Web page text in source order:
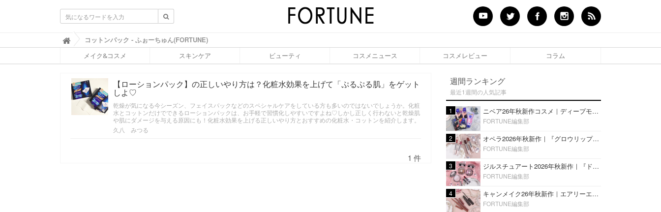
ふ
ぉ
ち
ん
(
F
コットンパック - ふぉーちゅん(FORTUNE)
メイク&コスメ スキンケア ビューティ コスメニュース コスメレビュー コラム
【ローションパック】の正しいやり方は？化粧水効果を上げて「ぷるぷる肌」をゲット
しよ♡
乾燥が気になる今シーズン、フェイスパックなどのスペシャルケアをしている方も多いのではないでしょうか。化粧
水とコットンだけでできるローションパックは、お手軽で習慣化しやすいですよね♡しかし正しく行わないと乾燥肌
や肌にダメージを与える原因にも！化粧水効果を上げる正しいやり方とおすすめの化粧水・コットンを紹介します。
久八 みつる
1 件
週間ランキング
最近1週間の人気記事
1 ニベア26年秋新作コスメ｜ディープモイスチャーリップの美容液タイプや2in1ボディクリームスクラブも
FORTUNE編集部
2 オペラ2026年秋新作｜『グロウリップティント』の新色・限定色はローズジャムカラー♡全4色をレビュー
FORTUNE編集部
3 ジルスチュアート2026年秋新作｜『ドレスドブルーム アイズ』新色や限定ハイライト・リップをレビュー
FORTUNE編集部
4 キャンメイク26年秋新作｜エアリーエクステンションライナー＆カールスナイパーマスカラ新色をレビュー
FORTUNE編集部